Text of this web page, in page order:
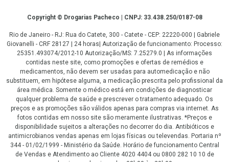
CopyrightCopyright © Drogarias Pacheco | CNPJ: 33.438.250/0187-08
Rio de Janeiro - RJ: Rua do Catete, 300 - Catete - CEP: 22220-000 | Gabriele
Giovanelli - CRF 28127 | 24 horas| Autorização de funcionamento: Processo:
25351.493074/2012-10 Autorização/MS: 7.25279.0 | As informações
contidas neste site, como promoções e ofertas de remédios e
medicamentos, não devem ser usadas para automedicação e não
substituem, em hipótese alguma, a medicação prescrita pelo profissional da
área médica. Somente o médico está em condições de diagnosticar
qualquer problema de saúde e prescrever o tratamento adequado. Os
preços e as promoções são válidos apenas para compras via internet. As
fotos contidas em nosso site são meramente ilustrativas. *Preços e
disponibilidade sujeitos a alterações no decorrer do dia. Antibióticos e
antimicrobianos vendas apenas em lojas físicas ou televendas. Portaria nº
344 - 01/02/1999 - Ministério da Saúde. Horário de funcionamento Central
de Vendas e Atendimento ao Cliente 4020 4404 ou 0800 282 10 10 de